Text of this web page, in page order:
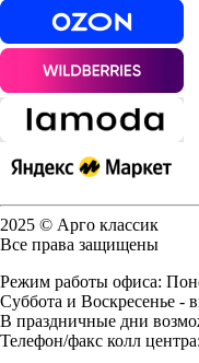
2025 © Арго классик
Все права защищены
Режим работы офиса:
Суббота и Воскресенье -
В праздничные дни
Телефон/факс колл